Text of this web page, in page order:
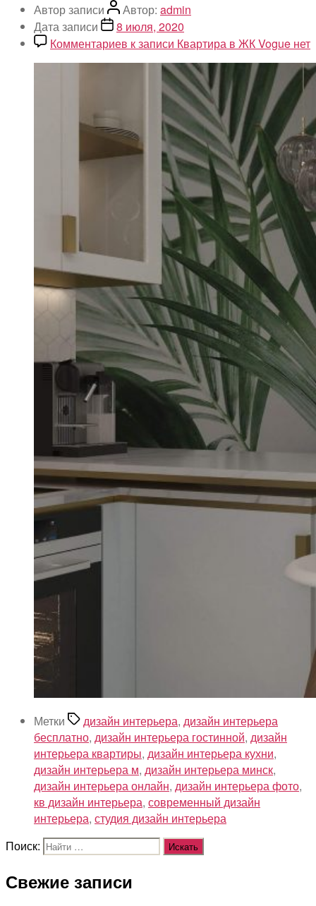
Автор записи Автор: admin
Дата записи
8 июля, 2020
Комментариев к записи Квартира в ЖК Vogue нет
Метки дизайн интерьера, дизайн интерьера
бесплатно, дизайн интерьера гостинной, дизайн
интерьера квартиры, дизайн интерьера кухни,
дизайн интерьера м, дизайн интерьера минск,
дизайн интерьера онлайн, дизайн интерьера фото,
кв дизайн интерьера, современный дизайн
интерьера, студия дизайн интерьера
Поиск:
Свежие записи